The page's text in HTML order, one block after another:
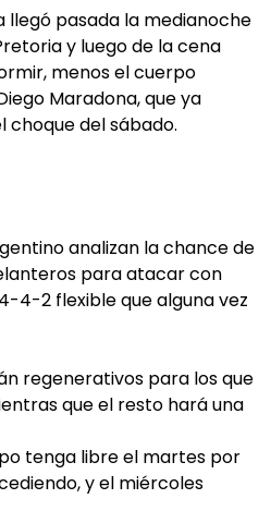
llegó pasada la medianoche
y luego de la cena
menos el cuerpo
Maradona, que ya
choque del sábado.
analizan la chance de
para atacar con
4-2 flexible que alguna vez
regenerativos para los que
que el resto hará una
tenga libre el martes por
y el miércoles